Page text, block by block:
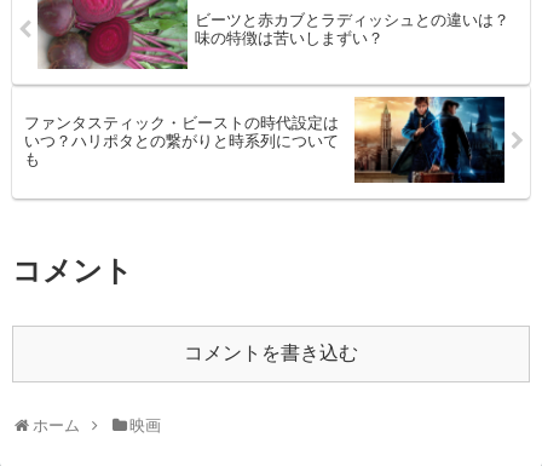
ビーツと赤カブとラディッシュとの違いは？
味の特徴は苦いしまずい？
ファンタスティック・ビーストの時代設定は
いつ？ハリポタとの繋がりと時系列について
も
コメント
コメントを書き込む
ホーム 映画